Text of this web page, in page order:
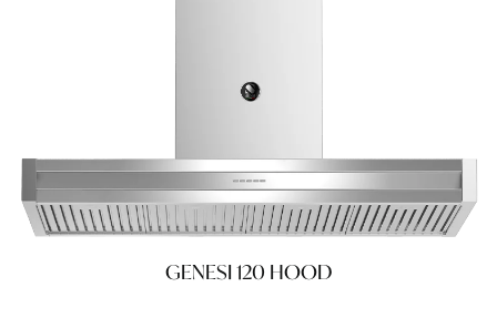
GENESI 120 HOOD